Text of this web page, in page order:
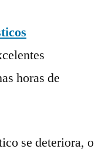
horas de
se deteriora, o